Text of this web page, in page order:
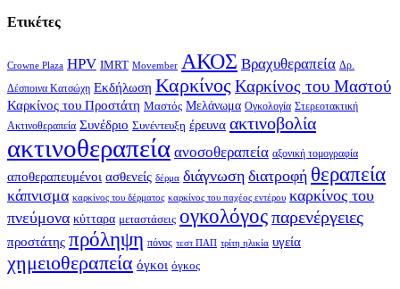
Ετικέτες
Crowne Plaza HPV IMRT Movember ΑΚΟΣ Βραχυθεραπεία Δρ.
Δέσποινα Κατσώχη Εκδήλωση Καρκίνος Καρκίνος του Μαστού
Καρκίνος του Προστάτη Μαστός Μελάνωμα Ογκολογία Στερεοτακτική
Ακτινοθεραπεία Συνέδριο Συνέντευξη έρευνα ακτινοβολία
ακτινοθεραπεία ανοσοθεραπεία αξονική τομογραφία
αποθεραπευμένοι ασθενείς δέρμα διάγνωση διατροφή θεραπεία
κάπνισμα καρκίνος του δέρματος καρκίνος του παχέος εντέρου καρκίνος του
πνεύμονα κύτταρα μεταστάσεις ογκολόγοςπαρενέργειες
προστάτης πρόληψη πόνος τεστ ΠΑΠ τρίτη ηλικία υγεία
χημειοθεραπεία όγκοι όγκος